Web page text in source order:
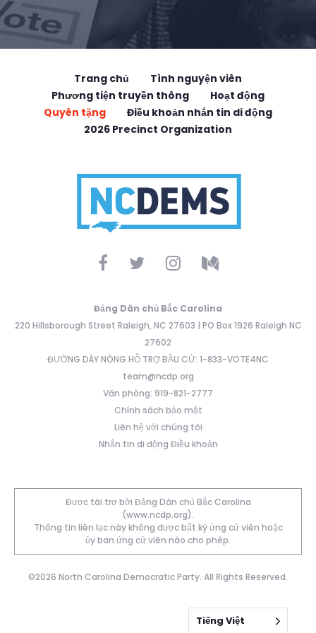
Trang chủ
Tình nguyện viên
Phương tiện truyền thông
Hoạt động
Quyên tặng
Điều khoản nhắn tin di động
2026 Precinct Organization
Đảng Dân chủ Bắc Carolina
220 Hillsborough Street Raleigh, NC 27603 | PO Box 1926 Raleigh NC
27602
ĐƯỜNG DÂY NÓNG HỖ TRỢ BẦU CỬ: 1-833-VOTE4NC
team@ncdp.org
Văn phòng: 919-821-2777
Chính sách bảo mật
Liên hệ với chúng tôi
Nhắn tin di động Điều khoản
Được tài trợ bởi Đảng Dân chủ Bắc Carolina
(www.ncdp.org).
Thông tin liên lạc này không được bất kỳ ứng cử viên hoặc
ủy ban ứng cử viên nào cho phép.
©2026 North Carolina Democratic Party. All Rights Reserved.
Tiếng Việt